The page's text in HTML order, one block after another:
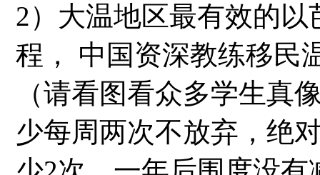
2）大温地区最有效的
程， 中国资深教练移民
（请看图看众多学生真
少每周两次不放弃，绝